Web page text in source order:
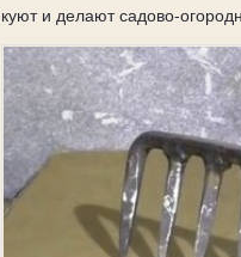
куют и делают садово-